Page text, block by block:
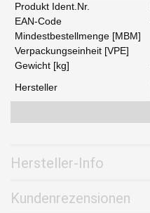
Produkt Ident.Nr.
EAN-Code
Mindestbestellmenge [MBM]
Verpackungseinheit [VPE]
Gewicht [kg]
Hersteller
Hersteller-Info
Kundenrezensionen